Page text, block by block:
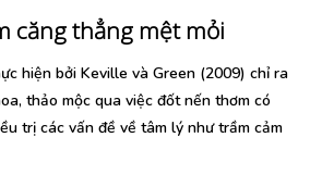
căng thẳng mệt mỏi
hiện bởi Keville và Green (2009) chỉ ra
thảo mộc qua việc đốt nến thơm có
trị các vấn đề về tâm lý như trầm cảm